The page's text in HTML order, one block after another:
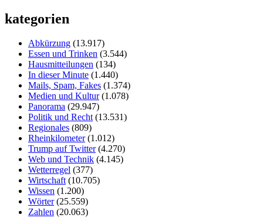
kategorien
Abkürzung (13.917)
Essen und Trinken (3.544)
Hausmitteilungen (134)
In dieser Minute (1.440)
Mails, Spam, Fakes (1.374)
Medien und Kultur(1.078)
Panorama (29.947)
Politik und Recht(13.531)
Regionales (809)
Rheinkilometer(1.012)
Trump auf Twitter(4.270)
Web und Technik (4.145)
Wetterregel (377)
Wirtschaft(10.705)
Wissen (1.200)
Wörter(25.559)
Zahlen (20.063)